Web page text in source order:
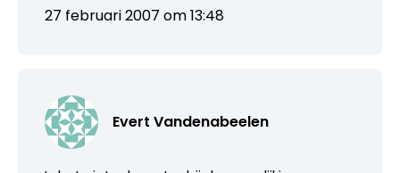
27 februari 2007 om 13:48
Evert Vandenabeelen